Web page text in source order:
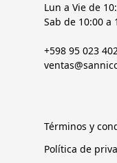
Lun a Vie de
Sab de 10:00 a
+598 95 023
Términos y
Política de